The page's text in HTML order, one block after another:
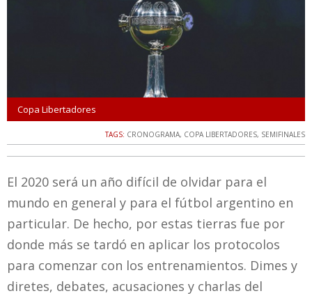
Copa Libertadores
TAGS: CRONOGRAMA, COPA LIBERTADORES, SEMIFINALES
El 2020 será un año difícil de olvidar para el
mundo en general y para el fútbol argentino en
particular. De hecho, por estas tierras fue por
donde más se tardó en aplicar los protocolos
para comenzar con los entrenamientos. Dimes y
diretes, debates, acusaciones y charlas del